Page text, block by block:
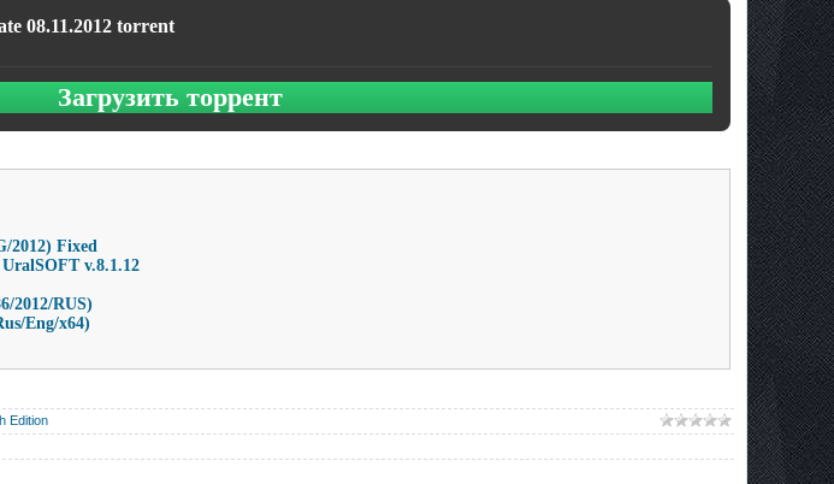
08.11.2012 torrent
Загрузить торрент
2012) Fixed
v.8.1.12
2012/RUS)
Eng/x64)
Edition